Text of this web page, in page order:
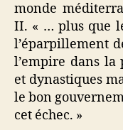
monde
II. « … plus que
l’éparpillement
l’empire dans la
et dynastiques
le bon
cet échec. »